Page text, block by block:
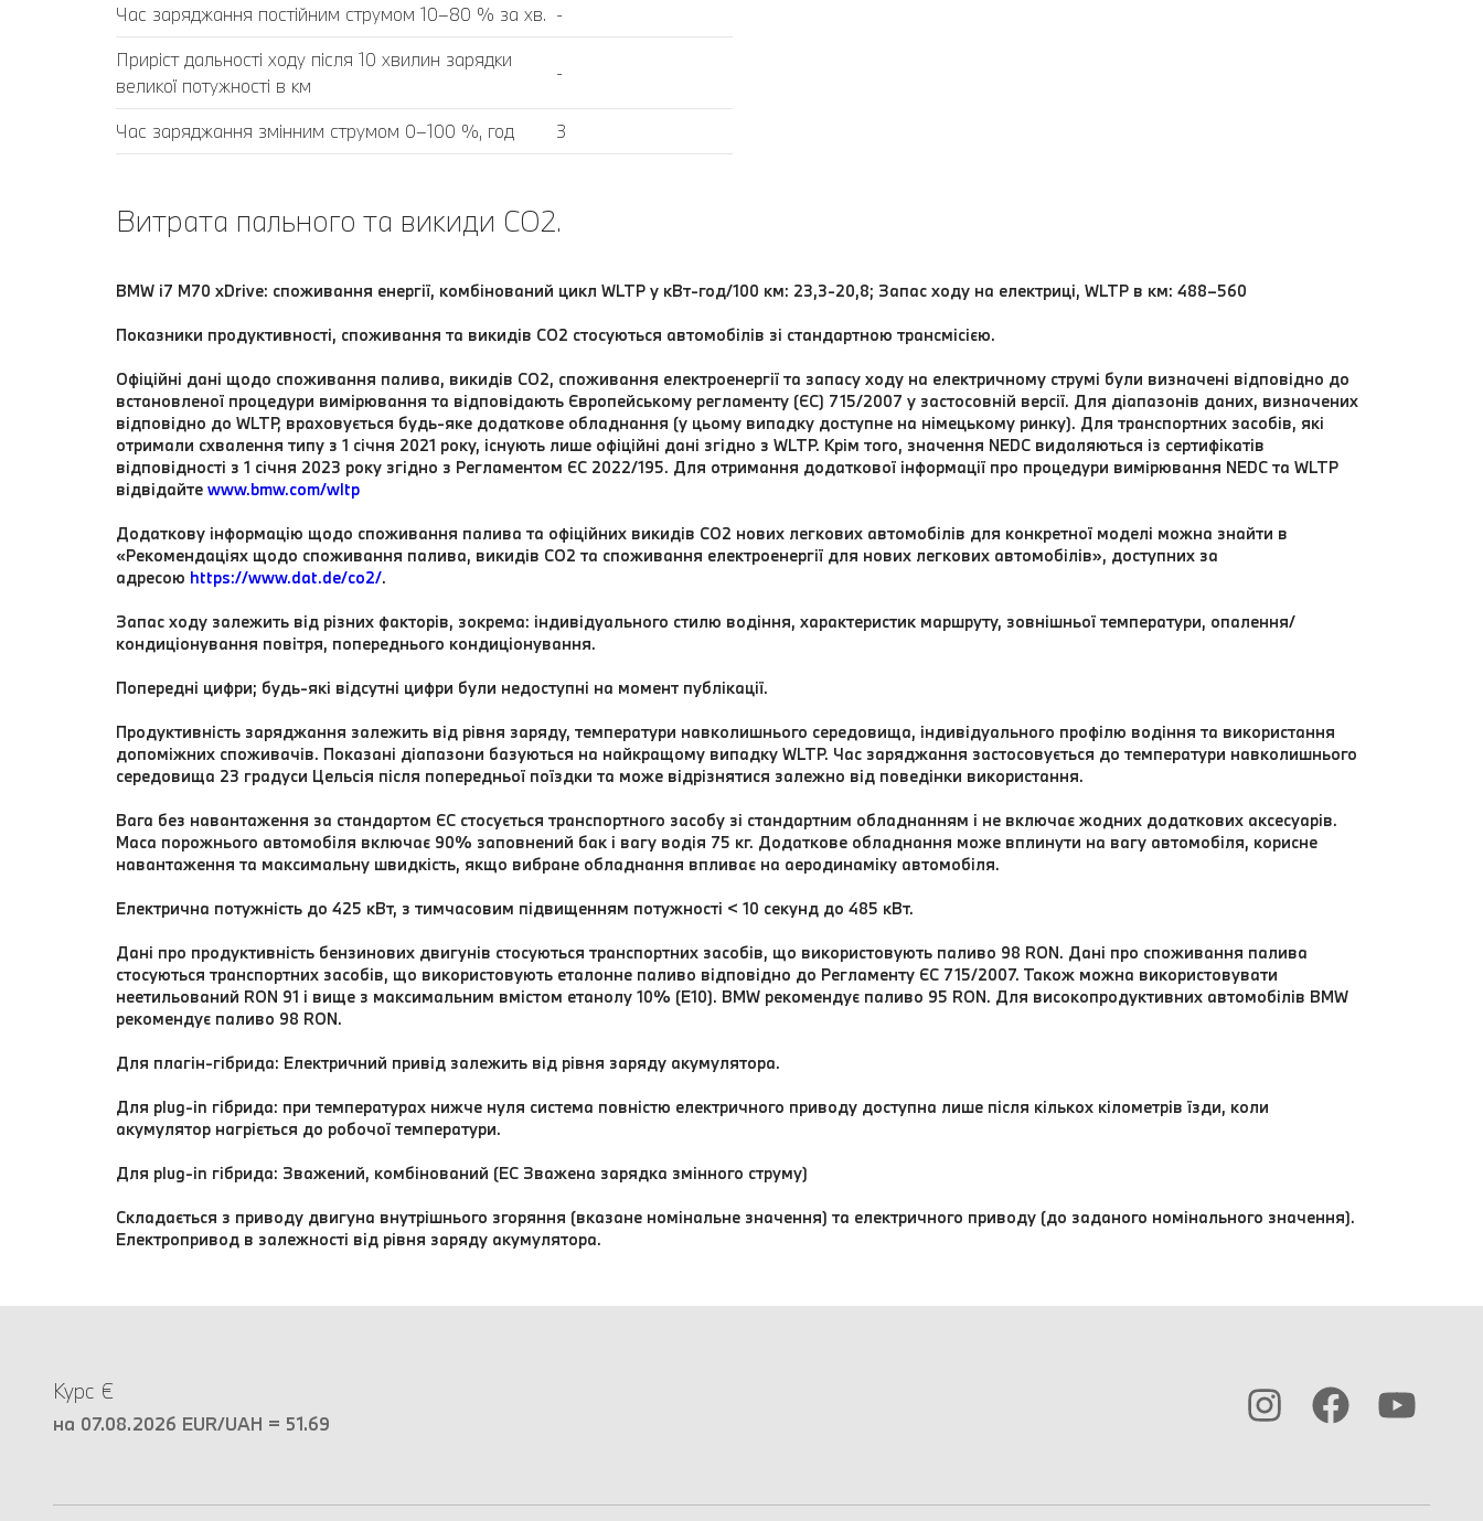
Час заряджання постійним струмом 10–80 % за хв. -
Приріст дальності ходу після 10 хвилин зарядки
великої потужності в км
-
Час заряджання змінним струмом 0–100 %, год 3
Витрата пального та викиди CO2.
BMW i7 M70 xDrive: споживання енергії, комбінований цикл WLTP у кВт-год/100 км: 23,3-20,8; Запас ходу на електриці, WLTP в км: 488–560
Показники продуктивності, споживання та викидів CO2 стосуються автомобілів зі стандартною трансмісією.
Офіційні дані щодо споживання палива, викидів CO2, споживання електроенергії та запасу ходу на електричному струмі були визначені відповідно до
встановленої процедури вимірювання та відповідають Європейському регламенту (ЄС) 715/2007 у застосовній версії. Для діапазонів даних, визначених
відповідно до WLTP, враховується будь-яке додаткове обладнання (у цьому випадку доступне на німецькому ринку). Для транспортних засобів, які
отримали схвалення типу з 1 січня 2021 року, існують лише офіційні дані згідно з WLTP. Крім того, значення NEDC видаляються із сертифікатів
відповідності з 1 січня 2023 року згідно з Регламентом ЄС 2022/195. Для отримання додаткової інформації про процедури вимірювання NEDC та WLTP
відвідайте www.bmw.com/wltp
Додаткову інформацію щодо споживання палива та офіційних викидів CO2 нових легкових автомобілів для конкретної моделі можна знайти в
«Рекомендаціях щодо споживання палива, викидів CO2 та споживання електроенергії для нових легкових автомобілів», доступних за
адресою https://www.dat.de/co2/.
Запас ходу залежить від різних факторів, зокрема: індивідуального стилю водіння, характеристик маршруту, зовнішньої температури, опалення/
кондиціонування повітря, попереднього кондиціонування.
Попередні цифри; будь-які відсутні цифри були недоступні на момент публікації.
Продуктивність заряджання залежить від рівня заряду, температури навколишнього середовища, індивідуального профілю водіння та використання
допоміжних споживачів. Показані діапазони базуються на найкращому випадку WLTP. Час заряджання застосовується до температури навколишнього
середовища 23 градуси Цельсія після попередньої поїздки та може відрізнятися залежно від поведінки використання.
Вага без навантаження за стандартом ЄС стосується транспортного засобу зі стандартним обладнанням і не включає жодних додаткових аксесуарів.
Маса порожнього автомобіля включає 90% заповнений бак і вагу водія 75 кг. Додаткове обладнання може вплинути на вагу автомобіля, корисне
навантаження та максимальну швидкість, якщо вибране обладнання впливає на аеродинаміку автомобіля.
Електрична потужність до 425 кВт, з тимчасовим підвищенням потужності < 10 секунд до 485 кВт.
Дані про продуктивність бензинових двигунів стосуються транспортних засобів, що використовують паливо 98 RON. Дані про споживання палива
стосуються транспортних засобів, що використовують еталонне паливо відповідно до Регламенту ЄС 715/2007. Також можна використовувати
неетильований RON 91 і вище з максимальним вмістом етанолу 10% (E10). BMW рекомендує паливо 95 RON. Для високопродуктивних автомобілів BMW
рекомендує паливо 98 RON.
Для плагін-гібрида: Електричний привід залежить від рівня заряду акумулятора.
Для plug-in гібрида: при температурах нижче нуля система повністю електричного приводу доступна лише після кількох кілометрів їзди, коли
акумулятор нагріється до робочої температури.
Для plug-in гібрида: Зважений, комбінований (EC Зважена зарядка змінного струму)
Складається з приводу двигуна внутрішнього згоряння (вказане номінальне значення) та електричного приводу (до заданого номінального значення).
Електропривод в залежності від рівня заряду акумулятора.
Курс €
на 07.08.2026 EUR/UAH = 51.69